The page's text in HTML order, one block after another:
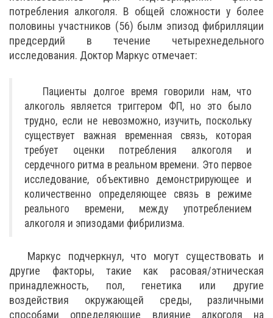
потребления алкоголя. В общей сложности у более
половины участников (56) былм эпизод фибрилляции
предсердий в течение четырехнедельного
исследования. Доктор Маркус отмечает:
Пациенты долгое время говорили нам, что
алкоголь является триггером ФП, но это было
трудно, если не невозможно, изучить, поскольку
существует важная временная связь, которая
требует оценки потребления алкоголя и
сердечного ритма в реальном времени. Это первое
исследование, объективно демонстрирующее и
количественно определяющее связь в режиме
реального времени, между употреблением
алкоголя и эпизодами фибрилизма.
Маркус подчеркнул, что могут существовать и
другие факторы, такие как расовая/этническая
принадлежность, пол, генетика или другие
воздействия окружающей среды, различными
способами определяющие влияние алкоголя на